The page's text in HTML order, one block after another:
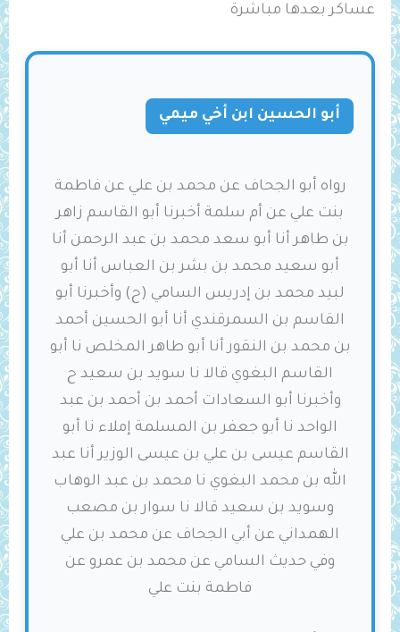
عساكر بعدها مباشرة
أبو الحسين ابن أخي ميمي
رواه أبو الجحاف عن محمد بن علي عن فاطمة
بنت علي عن أم سلمة أخبرنا أبو القاسم زاهر
بن طاهر أنا أبو سعد محمد بن عبد الرحمن أنا
أبو سعيد محمد بن بشر بن العباس أنا أبو
لبيد محمد بن إدريس السامي (ح) وأخبرنا أبو
القاسم بن السمرقندي أنا أبو الحسين أحمد
بن محمد بن النقور أنا أبو طاهر المخلص نا أبو
القاسم البغوي قالا نا سويد بن سعيد ح
وأخبرنا أبو السعادات أحمد بن أحمد بن عبد
الواحد نا أبو جعفر بن المسلمة إملاء نا أبو
القاسم عيسى بن علي بن عيسى الوزير أنا عبد
الله بن محمد البغوي نا محمد بن عبد الوهاب
وسويد بن سعيد قالا نا سوار بن مصعب
الهمداني عن أبي الجحاف عن محمد بن علي
وفي حديث السامي عن محمد بن عمرو عن
فاطمة بنت علي